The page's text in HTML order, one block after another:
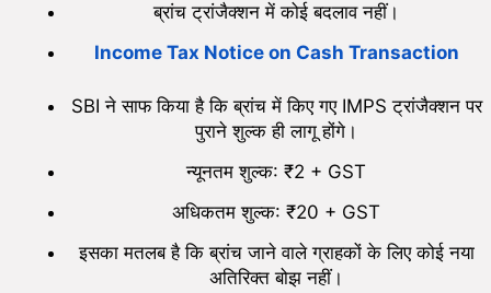
ब्रांच ट्रांजैक्शन में कोई बदलाव नहीं।
Income Tax Notice on Cash Transaction
SBI ने साफ किया है कि ब्रांच में किए गए IMPS ट्रांजैक्शन पर
पुराने शुल्क ही लागू होंगे।
न्यूनतम शुल्क: ₹2 + GST
अधिकतम शुल्क: ₹20 + GST
इसका मतलब है कि ब्रांच जाने वाले ग्राहकों के लिए कोई नया
अतिरिक्त बोझ नहीं।